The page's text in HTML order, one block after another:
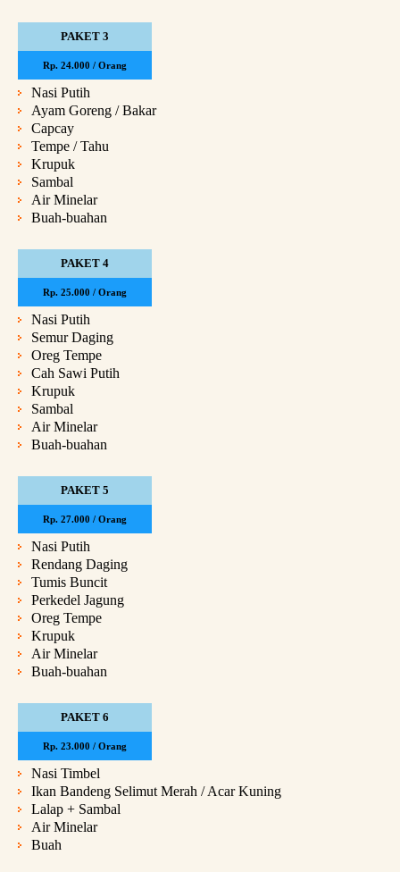
PAKET 3
Rp. 24.000 / Orang
Nasi Putih
Ayam Goreng / Bakar
Capcay
Tempe / Tahu
Krupuk
Sambal
Air Minelar
Buah-buahan
PAKET 4
Rp. 25.000 / Orang
Nasi Putih
Semur Daging
Oreg Tempe
Cah Sawi Putih
Krupuk
Sambal
Air Minelar
Buah-buahan
PAKET 5
Rp. 27.000 / Orang
Nasi Putih
Rendang Daging
Tumis Buncit
Perkedel Jagung
Oreg Tempe
Krupuk
Air Minelar
Buah-buahan
PAKET 6
Rp. 23.000 / Orang
Nasi Timbel
Ikan Bandeng Selimut Merah / Acar Kuning
Lalap + Sambal
Air Minelar
Buah